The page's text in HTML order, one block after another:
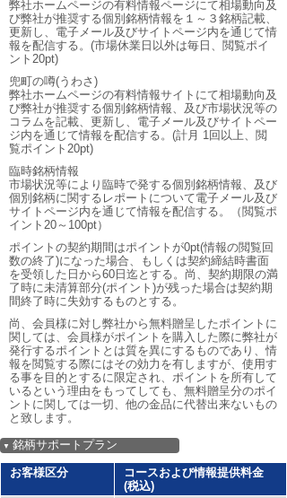
弊社ホームページの有料情報ページにて相場動向及
び弊社が推奨する個別銘柄情報を１～３銘柄記載、
更新し、電子メール及びサイトページ内を通じて情
報を配信する。(市場休業日以外は毎日、閲覧ポイ
ント20pt)
兜町の噂(うわさ)
弊社ホームページの有料情報サイトにて相場動向及
び弊社が推奨する個別銘柄情報、及び市場状況等の
コラムを記載、更新し、電子メール及びサイトペー
ジ内を通じて情報を配信する。(計月 1回以上、閲
覧ポイント20pt)
臨時銘柄情報
市場状況等により臨時で発する個別銘柄情報、及び
個別銘柄に関するレポートについて電子メール及び
サイトページ内を通じて情報を配信する。（閲覧ポ
イント20～100pt）
ポイントの契約期間はポイントが0pt(情報の閲覧回
数の終了)になった場合、もしくは契約締結時書面
を受領した日から60日迄とする。尚、契約期限の満
了時に未清算部分(ポイント)が残った場合は契約期
間終了時に失効するものとする。
尚、会員様に対し弊社から無料贈呈したポイントに
関しては、会員様がポイントを購入した際に弊社が
発行するポイントとは質を異にするものであり、情
報を閲覧する際にはその効力を有しますが、使用す
る事を目的とするに限定され、ポイントを所有して
いるという理由をもってしても、無料贈呈分のポイ
ントに関しては一切、他の金品に代替出来ないもの
と致します。
▼ 銘柄サポートプラン
お客様区分
コースおよび情報提供料金
(税込)